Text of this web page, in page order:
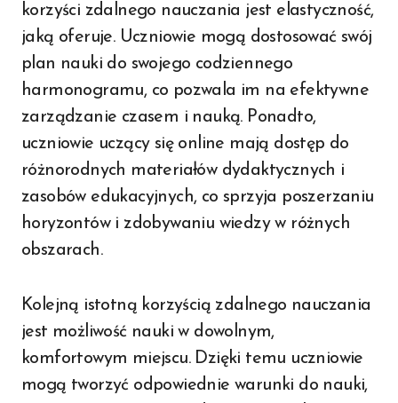
korzyści zdalnego nauczania jest elastyczność,
jaką oferuje. Uczniowie mogą dostosować swój
plan nauki do swojego codziennego
harmonogramu, co pozwala im na efektywne
zarządzanie czasem i nauką. Ponadto,
uczniowie uczący się online mają dostęp do
różnorodnych materiałów dydaktycznych i
zasobów edukacyjnych, co sprzyja poszerzaniu
horyzontów i zdobywaniu wiedzy w różnych
obszarach.
Kolejną istotną korzyścią zdalnego nauczania
jest możliwość nauki w dowolnym,
komfortowym miejscu. Dzięki temu uczniowie
mogą tworzyć odpowiednie warunki do nauki,